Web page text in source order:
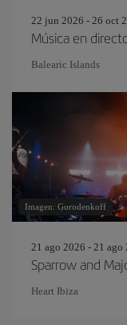
22 jun 2026 - 26 oct
Música en
Balearic Islands
Imagen: Gorodenkoff
21 ago 2026 - 21 ago
Sparrow and
Heart Ibiza